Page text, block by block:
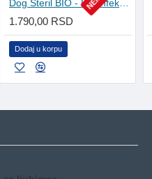
Dog Steril BIO - Dezinfekciono sredstvo za šape 1l
1.790,00 RSD
Dodaj u korpu